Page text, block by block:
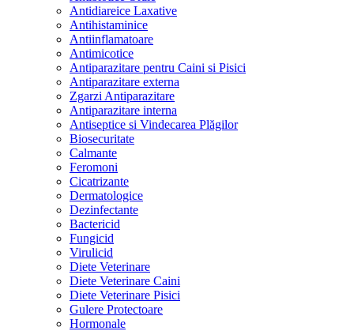
Antidiareice Laxative
Antihistaminice
Antiinflamatoare
Antimicotice
Antiparazitare pentru Caini si Pisici
Antiparazitare externa
Zgarzi Antiparazitare
Antiparazitare interna
Antiseptice si Vindecarea Plăgilor
Biosecuritate
Calmante
Feromoni
Cicatrizante
Dermatologice
Dezinfectante
Bactericid
Fungicid
Virulicid
Diete Veterinare
Diete Veterinare Caini
Diete Veterinare Pisici
Gulere Protectoare
Hormonale